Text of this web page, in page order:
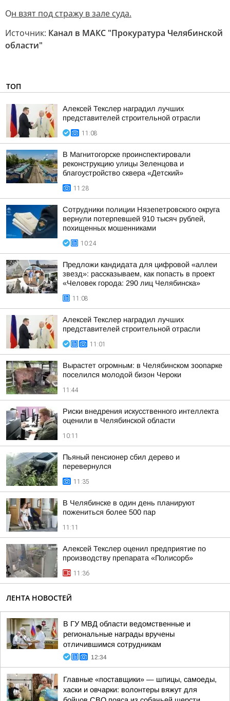
Он взят под стражу в зале суда.
Источник: Канал в МАКС "Прокуратура Челябинской
области"
ТОП
Алексей Текслер наградил лучших
представителей строительной отрасли
11:08
В Магнитогорске проинспектировали
реконструкцию улицы Зеленцова и
благоустройство сквера «Детский»
11:28
Сотрудники полиции Нязепетровского округа
вернули потерпевшей 910 тысяч рублей,
похищенных мошенниками
10:24
Предложи кандидата для цифровой «аллеи
звезд»: рассказываем, как попасть в проект
«Человек города: 290 лиц Челябинска»
11:08
Алексей Текслер наградил лучших
представителей строительной отрасли
11:01
Вырастет огромным: в Челябинском зоопарке
поселился молодой бизон Чероки
11:44
Риски внедрения искусственного интеллекта
оценили в Челябинской области
10:11
Пьяный пенсионер сбил дерево и
перевернулся
11:35
В Челябинске в один день планируют
пожениться более 500 пар
11:11
Алексей Текслер оценил предприятие по
производству препарата «Полисорб»
11:36
ЛЕНТА НОВОСТЕЙ
В ГУ МВД области ведомственные и
региональные награды вручены
отличившимся сотрудникам
12:34
Главные «поставщики» — шпицы, самоеды,
хаски и овчарки: волонтеры вяжут для